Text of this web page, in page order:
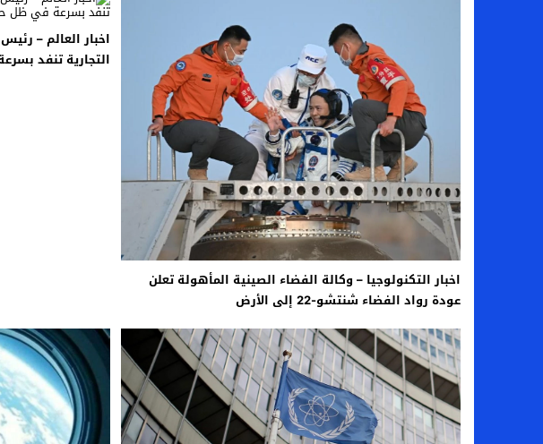
اخبار العرب – الكويت: وفاة عامل نتيجة عدوان إيراني استهدف شركة
عالم الجريمة – بالصور: إسبانيا تلغي حالة الطوارئ الوطنية
اخبار الرياضة – اليويفا يعقد اجتماعا طارئا لبحث خطة الفيفا لبيع حصة
عالم الجريمة – ب الأمن والقضاء – في الصورة: إحباط عمليتين لتهريب
عالم الجريمة – قُتل أربعة مهاجرين غير شرعيين أثناء محاولتهم عبور القناة
مال و اعمال – انكماش الاقتصاد السعودي للمرة الأولى منذ عامين ونصف
اخبار التكنولوجيا – وكالة الفضاء الصينية المأهولة تعلن
عودة رواد الفضاء شنتشو-22 إلى الأرض
اخبار العالم –
التجارية تنفد